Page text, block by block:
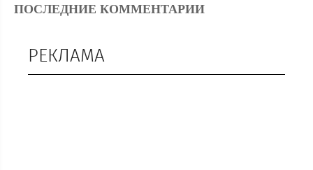
ПОСЛЕДНИЕ КОММЕНТАРИИ
РЕКЛАМА